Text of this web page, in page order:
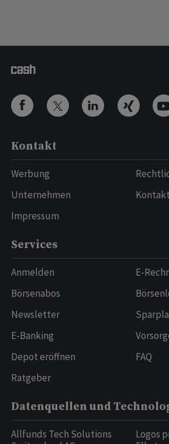
Kontakt
Werbung
Unternehmen
Impressum
Kontakt
Services
Anmelden
Börsenabos
Newsletter
E-Banking
Depot eröffnen
Ratgeber
E-
FAQ
Datenquellen und
Allfunds Tech Solutions
Logos